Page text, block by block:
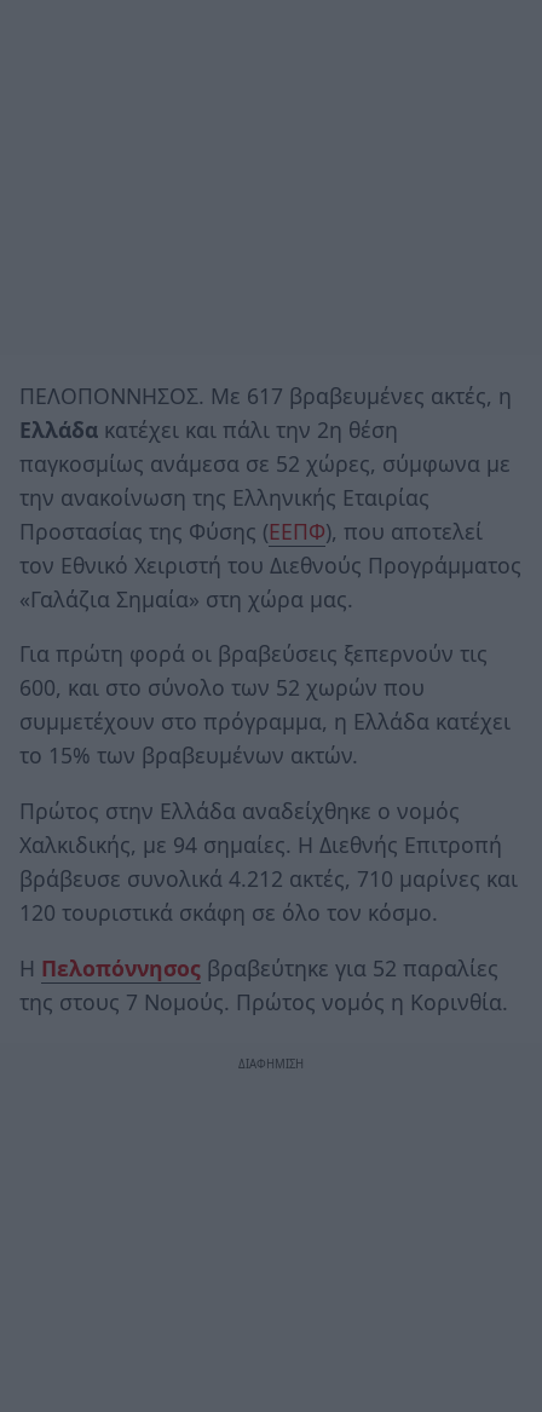
ΠΕΛΟΠΟΝΝΗΣΟΣ. Με 617 βραβευμένες ακτές, η
Ελλάδα κατέχει και πάλι την 2η θέση
παγκοσμίως ανάμεσα σε 52 χώρες, σύμφωνα με
την ανακοίνωση της Ελληνικής Εταιρίας
Προστασίας της Φύσης (ΕΕΠΦ), που αποτελεί
τον Εθνικό Χειριστή του Διεθνούς Προγράμματος
«Γαλάζια Σημαία» στη χώρα μας.
Για πρώτη φορά οι βραβεύσεις ξεπερνούν τις
600, και στο σύνολο των 52 χωρών που
συμμετέχουν στο πρόγραμμα, η Ελλάδα κατέχει
το 15% των βραβευμένων ακτών.
Πρώτος στην Ελλάδα αναδείχθηκε ο νομός
Χαλκιδικής, με 94 σημαίες. Η Διεθνής Επιτροπή
βράβευσε συνολικά 4.212 ακτές, 710 μαρίνες και
120 τουριστικά σκάφη σε όλο τον κόσμο.
Η Πελοπόννησος βραβεύτηκε για 52 παραλίες
της στους 7 Νομούς. Πρώτος νομός η Κορινθία.